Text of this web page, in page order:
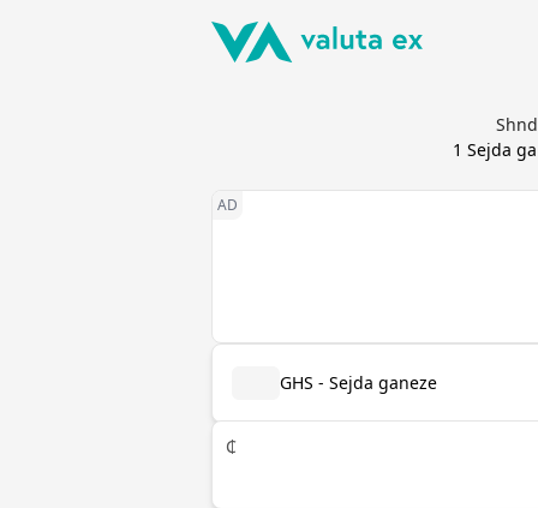
1 Sejda
GHS - Sejda ganeze
₵